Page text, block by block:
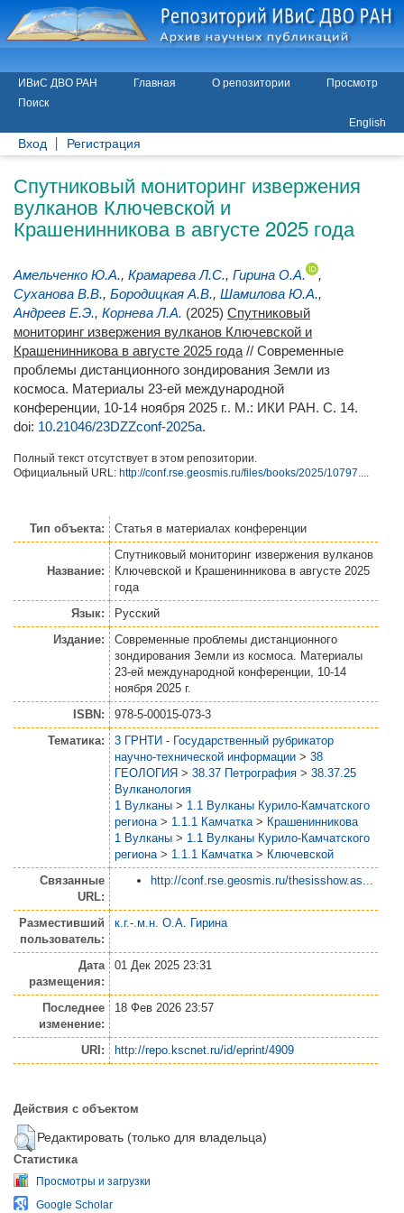
ИВиС ДВО РАН Главная О репозитории
Просмотр
Поиск
English
Вход Регистрация
Спутниковый мониторинг извержения
вулканов Ключевской и
Крашенинникова в августе 2025 года
Амельченко Ю.А., Крамарева Л.С., Гирина О.А.
,
Суханова В.В., Бородицкая А.В., Шамилова Ю.А.,
Андреев Е.Э., Корнева Л.А. (2025) Спутниковый
мониторинг извержения вулканов Ключевской и
Крашенинникова в августе 2025 года // Современные
проблемы дистанционного зондирования Земли из
космоса. Материалы 23-ей международной
конференции, 10-14 ноября 2025 г.. М.: ИКИ РАН. С. 14.
doi: 10.21046/23DZZconf-2025a.
Полный текст отсутствует в этом репозитории.
Официальный URL: http://conf.rse.geosmis.ru/files/books/2025/10797....
Тип объекта: Статья в материалах конференции
Название:
Спутниковый мониторинг извержения вулканов
Ключевской и Крашенинникова в августе 2025
года
Язык:
Русский
Издание:
Современные проблемы дистанционного
зондирования Земли из космоса. Материалы
23-ей международной конференции, 10-14
ноября 2025 г.
ISBN:
978-5-00015-073-3
Тематика:
3 ГРНТИ - Государственный рубрикатор
научно-технической информации > 38
ГЕОЛОГИЯ > 38.37 Петрография > 38.37.25
Вулканология
1 Вулканы > 1.1 Вулканы Курило-Камчатского
региона > 1.1.1 Камчатка > Крашенинникова
1 Вулканы > 1.1 Вулканы Курило-Камчатского
региона > 1.1.1 Камчатка > Ключевской
Связанные
URL:
http://conf.rse.geosmis.ru/thesisshow.as...
Разместивший
пользователь:
к.г.-.м.н. О.А. Гирина
Дата
размещения:
01 Дек 2025 23:31
Последнее
изменение:
18 Фев 2026 23:57
URI: http://repo.kscnet.ru/id/eprint/4909
Действия с объектом
Редактировать (только для владельца)
Статистика
Просмотры и загрузки
Google Scholar